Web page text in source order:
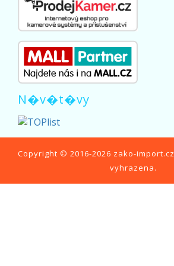
N�v�t�vy
Copyright © 2016-2026 zako-import.cz
vyhrazena.